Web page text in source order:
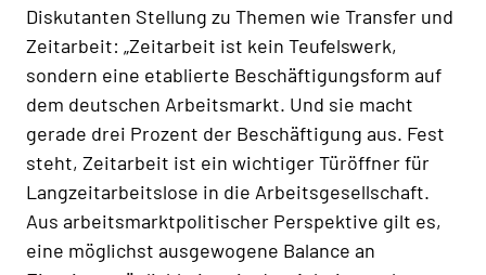
Diskutanten Stellung zu Themen wie Transfer und
Zeitarbeit: „Zeitarbeit ist kein Teufelswerk,
sondern eine etablierte Beschäftigungsform auf
dem deutschen Arbeitsmarkt. Und sie macht
gerade drei Prozent der Beschäftigung aus. Fest
steht, Zeitarbeit ist ein wichtiger Türöffner für
Langzeitarbeitslose in die Arbeitsgesellschaft.
Aus arbeitsmarktpolitischer Perspektive gilt es,
eine möglichst ausgewogene Balance an